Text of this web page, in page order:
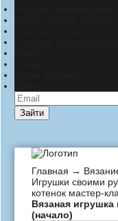
Зайти
Главная →
Игрушки своими
котенок мастер-
Вязаная игрушка
(начало)